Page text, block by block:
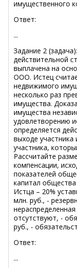
имущественного
Ответ:
...
Задание 2
действительной
выплачена на
ООО. Истец
недвижимого
несколько раз
имущества.
имущества
удовлетворению
определяется
выходе
участника,
Рассчитайте
компенсации,
показателей
капитал
Истца – 20%
млн. руб., -
отсутствуют, -
руб., -
Ответ:
...